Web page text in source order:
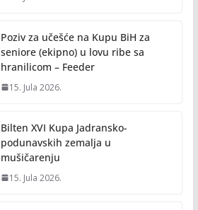
Poziv za učešće na Kupu BiH za
seniore (ekipno) u lovu ribe sa
hranilicom – Feeder
15. Jula 2026.
Bilten XVI Kupa Jadransko-
podunavskih zemalja u
mušičarenju
15. Jula 2026.